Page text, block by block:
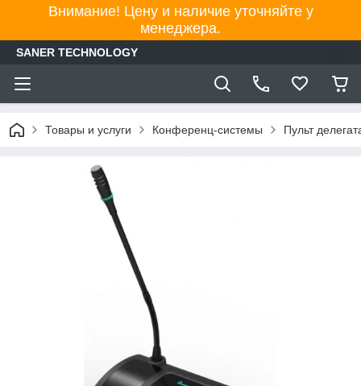
Внимание! Цену и наличие уточняйте у
менеджера.
SANER TECHNOLOGY
Товары и услуги Конференц-системы Пульт